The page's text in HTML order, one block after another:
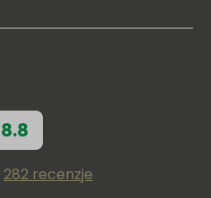
8.8
282 recenzje